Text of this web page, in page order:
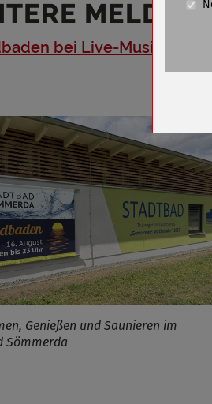
bei Live-Musik
Genießen und Saunieren im
Sömmerda
Cookie
Name
Anbieter
Zweck
Cookie
Cookie